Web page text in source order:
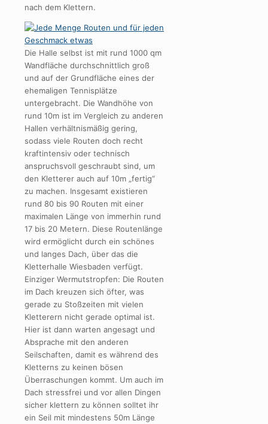
nach dem Klettern.
Die Halle selbst ist mit rund 1000 qm
Wandfläche durchschnittlich groß
und auf der Grundfläche eines der
ehemaligen Tennisplätze
untergebracht. Die Wandhöhe von
rund 10m ist im Vergleich zu anderen
Hallen verhältnismäßig gering,
sodass viele Routen doch recht
kraftintensiv oder technisch
anspruchsvoll geschraubt sind, um
den Kletterer auch auf 10m „fertig“
zu machen. Insgesamt existieren
rund 80 bis 90 Routen mit einer
maximalen Länge von immerhin rund
17 bis 20 Metern. Diese Routenlänge
wird ermöglicht durch ein schönes
und langes Dach, über das die
Kletterhalle Wiesbaden verfügt.
Einziger Wermutstropfen: Die Routen
im Dach kreuzen sich öfter, was
gerade zu Stoßzeiten mit vielen
Kletterern nicht gerade optimal ist.
Hier ist dann warten angesagt und
Absprache mit den anderen
Seilschaften, damit es während des
Kletterns zu keinen bösen
Überraschungen kommt. Um auch im
Dach stressfrei und vor allen Dingen
sicher klettern zu können solltet ihr
ein Seil mit mindestens 50m Länge